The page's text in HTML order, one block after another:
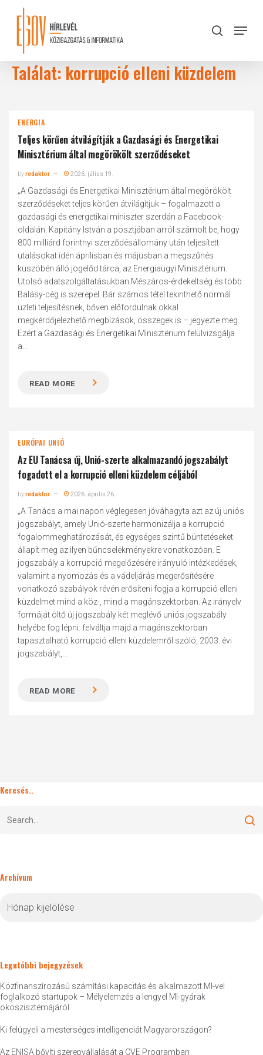
content
search
Menu
Találat: korrupció elleni küzdelem
ENERGIA
Teljes körűen átvilágítják a Gazdasági és Energetikai
Minisztérium által megörökölt szerződéseket
byredaktor 2026. július 19.
„A Gazdasági és Energetikai Minisztérium által megörökölt
szerződéseket teljes körűen átvilágítjuk – fogalmazott a
gazdasági és energetikai miniszter szerdán a Facebook-
oldalán. Kapitány István a posztjában arról számolt be, hogy
800 milliárd forintnyi szerződésállomány után teljesített
utalásokat idén áprilisban és májusban a megszűnés
küszöbén álló jogelőd tárca, az Energiaügyi Minisztérium.
Utolsó adatszolgáltatásukban Mészáros-érdekeltség és több
Balásy-cég is szerepel. Bár számos tétel tekinthető normál
üzleti teljesítésnek, bőven előfordulnak okkal
megkérdőjelezhető megbízások, összegek is – jegyezte meg.
Ezért a Gazdasági és Energetikai Minisztérium felülvizsgálja
a...
READ MORE
EURÓPAI UNIÓ
Az EU Tanácsa új, Unió-szerte alkalmazandó jogszabályt
fogadott el a korrupció elleni küzdelem céljából
byredaktor 2026. április 26.
„A Tanács a mai napon véglegesen jóváhagyta azt az új uniós
jogszabályt, amely Unió-szerte harmonizálja a korrupció
fogalommeghatározását, és egységes szintű büntetéseket
állapít meg az ilyen bűncselekményekre vonatkozóan. E
jogszabály a korrupció megelőzésére irányuló intézkedések,
valamint a nyomozás és a vádeljárás megerősítésére
vonatkozó szabályok révén erősíteni fogja a korrupció elleni
küzdelmet mind a köz-, mind a magánszektorban. Az irányelv
formáját öltő új jogszabály két meglévő uniós jogszabály
helyébe fog lépni: felváltja majd a magánszektorban
tapasztalható korrupció elleni küzdelemről szóló, 2003. évi
jogszabályt,...
READ MORE
Keresés..
Archívum
Legutóbbi bejegyzések
Közfinanszírozású számítási kapacitás és alkalmazott MI-vel
foglalkozó startupok – Mélyelemzés a lengyel MI-gyárak
ökoszisztémájáról
Ki felügyeli a mesterséges intelligenciát Magyarországon?
Az ENISA bővíti szerepvállalását a CVE Programban
Close